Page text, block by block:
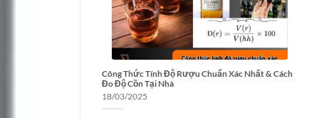
Công Thức Tính Độ Rượu Chuẩn Xác Nhất & Cách
Đo Độ Cồn Tại Nhà
18/03/2025